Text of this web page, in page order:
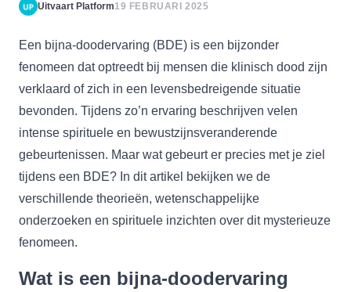
Uitvaart Platform19 FEBRUARI 2025
Een bijna-doodervaring (BDE) is een bijzonder
fenomeen dat optreedt bij mensen die klinisch dood zijn
verklaard of zich in een levensbedreigende situatie
bevonden. Tijdens zo’n ervaring beschrijven velen
intense spirituele en bewustzijnsveranderende
gebeurtenissen. Maar wat gebeurt er precies met je ziel
tijdens een BDE? In dit artikel bekijken we de
verschillende theorieën, wetenschappelijke
onderzoeken en spirituele inzichten over dit mysterieuze
fenomeen.
Wat is een bijna-doodervaring